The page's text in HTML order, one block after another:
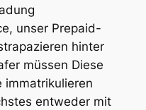
unser Prepaid-
hinter
müssen Diese
immatrikulieren
entweder mit